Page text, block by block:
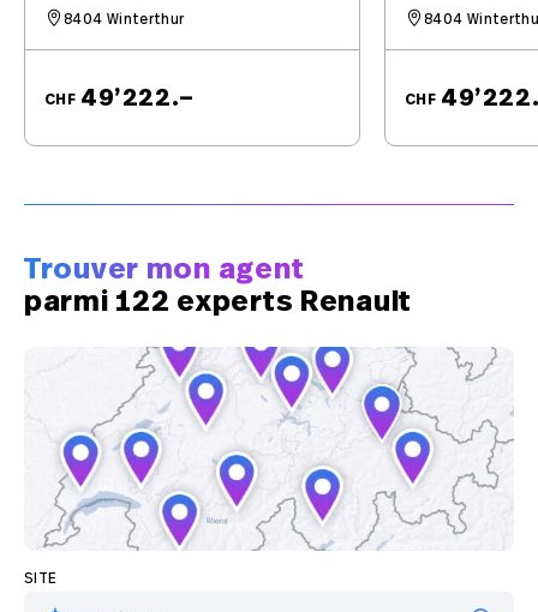
8404 Winterthur
CHF 49’222.–
8404
CHF
Trouver mon agent
parmi 122 experts Renault
SITE